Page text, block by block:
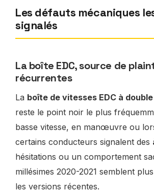
Les défauts mécaniques
signalés
La boîte EDC, source de
récurrentes
La boîte de vitesses EDC à
reste le point noir le plus
basse vitesse, en manœuvre ou
certains conducteurs signalent des
hésitations ou un comportement
millésimes 2020-2021 semblent
les versions récentes.